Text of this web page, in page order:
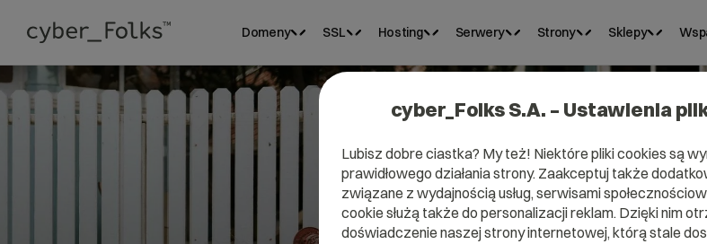
Domeny SSL Hosting Serwery Strony Sklepy
Domena
cyber_Folks S.A. – Ustawienia
Lubisz dobre ciastka? My też! Niektóre pliki cookies są
prawidłowego działania strony. Zaakceptuj także
związane z wydajnością usług, serwisami
cookie służą także do personalizacji reklam. Dzięki nim
doświadczenie naszej strony internetowej, którą stale